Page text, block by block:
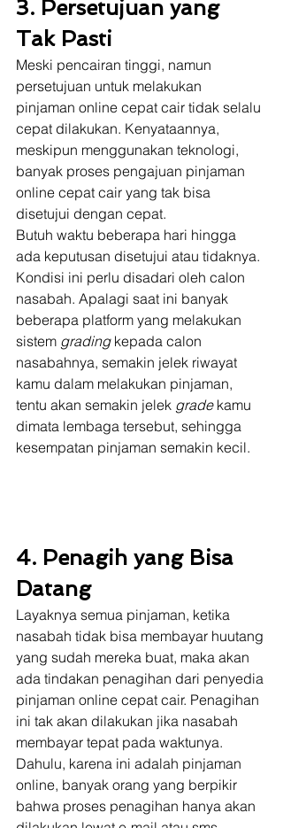
3. Persetujuan yang
Tak Pasti
Meski pencairan tinggi, namun
persetujuan untuk melakukan
pinjaman online cepat cair tidak selalu
cepat dilakukan. Kenyataannya,
meskipun menggunakan teknologi,
banyak proses pengajuan pinjaman
online cepat cair yang tak bisa
disetujui dengan cepat.
Butuh waktu beberapa hari hingga
ada keputusan disetujui atau tidaknya.
Kondisi ini perlu disadari oleh calon
nasabah. Apalagi saat ini banyak
beberapa platform yang melakukan
sistem grading kepada calon
nasabahnya, semakin jelek riwayat
kamu dalam melakukan pinjaman,
tentu akan semakin jelek grade kamu
dimata lembaga tersebut, sehingga
kesempatan pinjaman semakin kecil.
4. Penagih yang Bisa
Datang
Layaknya semua pinjaman, ketika
nasabah tidak bisa membayar huutang
yang sudah mereka buat, maka akan
ada tindakan penagihan dari penyedia
pinjaman online cepat cair. Penagihan
ini tak akan dilakukan jika nasabah
membayar tepat pada waktunya.
Dahulu, karena ini adalah pinjaman
online, banyak orang yang berpikir
bahwa proses penagihan hanya akan